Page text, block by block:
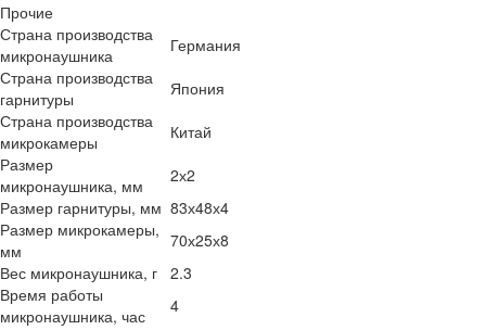
Прочие
Страна производства
микронаушника
Германия
Страна производства
гарнитуры
Япония
Страна производства
микрокамеры
Китай
Размер
микронаушника, мм
2х2
Размер гарнитуры, мм 83х48х4
Размер микрокамеры,
мм
70х25х8
Вес микронаушника, г 2.3
Время работы
микронаушника, час
4